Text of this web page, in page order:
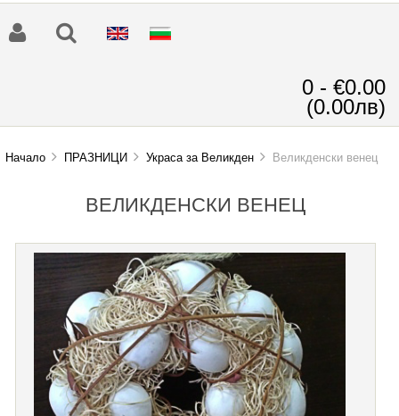
0 - €0.00
(0.00лв)
Начало ПРАЗНИЦИ Украса за Великден Великденски венец
ВЕЛИКДЕНСКИ ВЕНЕЦ